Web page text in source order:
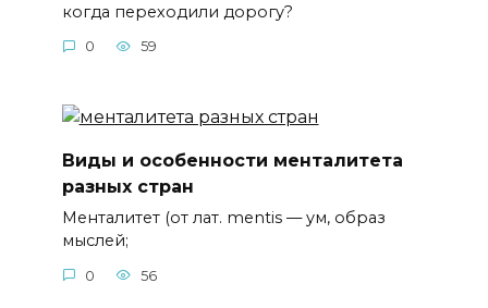
когда переходили дорогу?
0 59
Виды и особенности менталитета
разных стран
Менталитет (от лат. mentis — ум, образ
мыслей;
0 56